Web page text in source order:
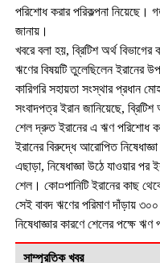
পরিশোধ করার পরিকল্পনা নিয়েছে।
জানায়।
খবরে বলা হয়, ব্রিটিশ অর্থ বিভাগের
ঋণের বিষয়টি তুলেছিলেন ইরানের
কারিগরি সহায়তা সংস্থার প্রধান
সংবাদপত্র ইরান জানিয়েছে,
শেল দ্রুত ইরানের এ ঋণ পরিশোধ
ইরানের বিরুদ্ধে আরোপিত
এছাড়া, নিষেধাজ্ঞা উঠে যাওয়ার পর
শেল। কো¤পানিটি ইরানের কাছ
সেই বাবদ ঋণের পরিমাণ দাঁড়ায় ৩০০
নিষেধাজ্ঞার কারণে শেলের পক্ষে
সাম্প্রতিক খবর